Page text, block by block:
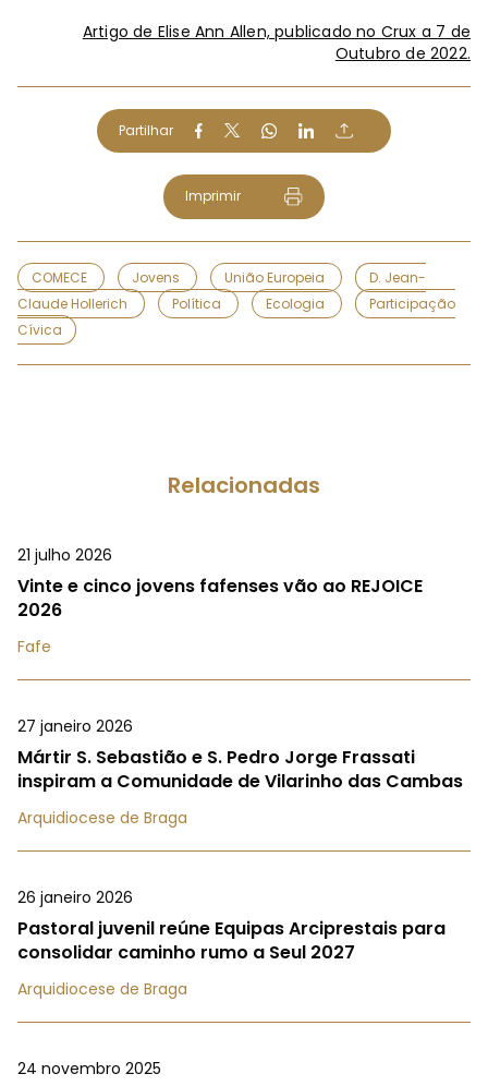
Artigo de Elise Ann Allen, publicado no Crux a 7 de
Outubro de 2022.
Partilhar
Imprimir
COMECE Jovens União Europeia
D. Jean-
Claude Hollerich
Política Ecologia
Participação
Cívica
Relacionadas
21 julho 2026
Vinte e cinco jovens fafenses vão ao REJOICE
2026
Fafe
27 janeiro 2026
Mártir S. Sebastião e S. Pedro Jorge Frassati
inspiram a Comunidade de Vilarinho das Cambas
Arquidiocese de Braga
26 janeiro 2026
Pastoral juvenil reúne Equipas Arciprestais para
consolidar caminho rumo a Seul 2027
Arquidiocese de Braga
24 novembro 2025